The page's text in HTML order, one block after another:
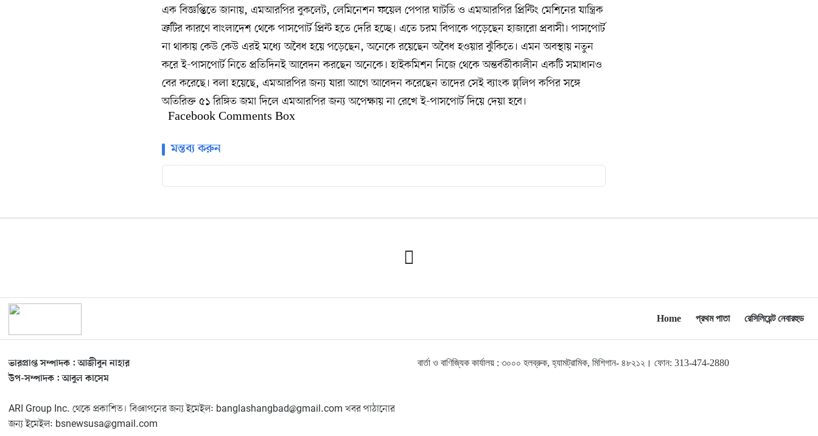
এক বিজ্ঞপ্তিতে জানায়, এমআরপির বুকলেট, লেমিনেশন ফয়েল পেপার ঘাটতি ও এমআরপির প্রিন্টিং মেশিনের যান্ত্রিক
ত্রুটির কারণে বাংলাদেশ থেকে পাসপোর্ট প্রিন্ট হতে দেরি হচ্ছে। এতে চরম বিপাকে পড়েছেন হাজারো প্রবাসী। পাসপোর্ট
না থাকায় কেউ কেউ এরই মধ্যে অবৈধ হয়ে পড়েছেন, অনেকে রয়েছেন অবৈধ হওয়ার ঝুঁকিতে। এমন অবস্থায় নতুন
করে ই-পাসপোর্ট নিতে প্রতিদিনই আবেদন করছেন অনেকে। হাইকমিশন নিজে থেকে অন্তর্বর্তীকালীন একটি সমাধানও
বের করেছে। বলা হয়েছে, এমআরপির জন্য যারা আগে আবেদন করেছেন তাদের সেই ব্যাংক স্ল্লিপ কপির সঙ্গে
অতিরিক্ত ৫১ রিঙ্গিত জমা দিলে এমআরপির জন্য অপেক্ষায় না রেখে ই-পাসপোর্ট দিয়ে দেয়া হবে।
Facebook Comments Box
মন্তব্য করুন
Home প্রথম পাতা রেসিলিয়েন্ট নেবারহুড
ভারপ্রাপ্ত সম্পাদক : আজীবুন নাহার
উপ-সম্পাদক : আবুল কাসেম
ARI Group Inc. থেকে প্রকাশিত। বিজ্ঞাপনের জন্য ইমেইল: banglashangbad@gmail.com খবর পাঠানোর
জন্য ইমেইল: bsnewsusa@gmail.com
বার্তা ও বাণিজ্যিক কার্যালয় : ৩০০০ হলব্রুক, হ্যামট্রামিক, মিশিগান- ৪৮২১২। ফোন: 313-474-2880